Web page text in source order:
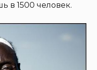
в 1500 человек.